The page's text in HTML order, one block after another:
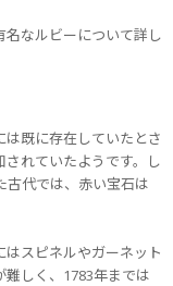
名なルビーについて詳し
既に存在していたとさ
れていたようです。し
古代では、赤い宝石は
スピネルやガーネット
しく、1783年までは